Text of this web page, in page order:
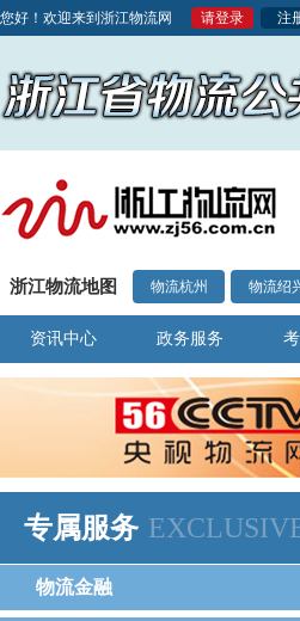
您好！欢迎来到浙江物流网 请登录 注
浙江物流地图 物流杭州 物流绍
资讯中心 政务服务
专属服务
物流金融